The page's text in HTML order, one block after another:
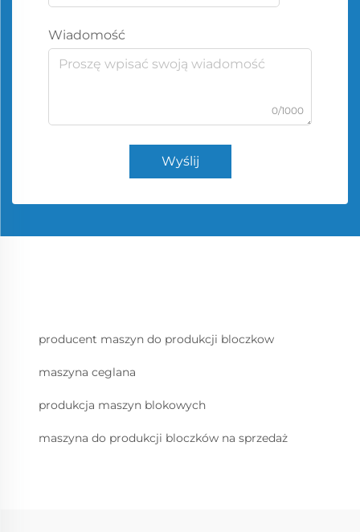
Wiadomość
0/1000
Wyślij
producent maszyn do produkcji bloczkow
maszyna ceglana
produkcja maszyn blokowych
maszyna do produkcji bloczków na sprzedaż